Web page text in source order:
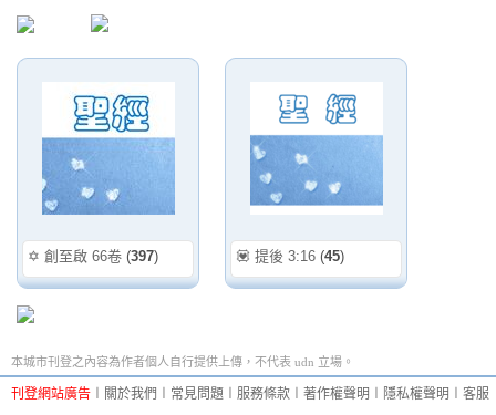
✡️ 創至啟 66卷 (397) 💟 提後 3:16 (45)
本城市刊登之內容為作者個人自行提供上傳，不代表 udn 立場。
刊登網站廣告 關於我們 常見問題 服務條款 著作權聲明 隱私權聲明 客服